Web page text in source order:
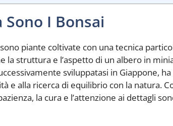
Sono I Bonsai
piante coltivate con una tecnica
la struttura e l’aspetto di un albero in
sviluppatasi in Giappone,
e alla ricerca di equilibrio con la natura.
la cura e l’attenzione ai dettagli